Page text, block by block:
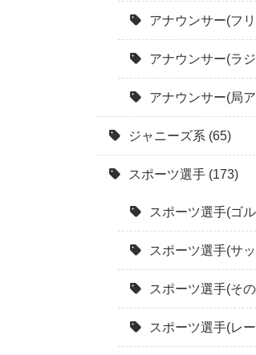
アナウンサー(フ
アナウンサー(ラ
アナウンサー(局
ジャニーズ系 (65)
スポーツ選手 (173)
スポーツ選手(ゴ
スポーツ選手(サ
スポーツ選手(そ
スポーツ選手(レ